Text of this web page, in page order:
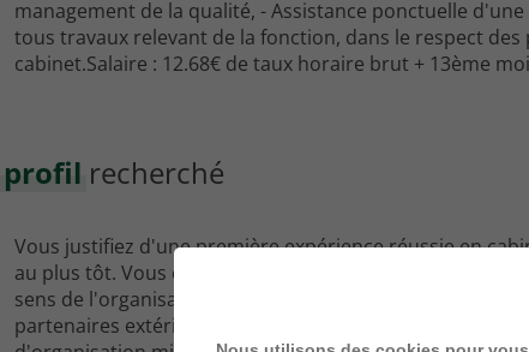
management de la qualité, - Assistance ponctuelle
tous travaux relevant de la fonction, dans le respect
cabinet.Salaire : 12.68€ de taux horaire brut + 13ème
profil recherché
Vous justifiez d'une première expérience réussie en
au plus tôt. Vous êtes à l'aise avec les outils
sens de l'organisation. Vous communiquez avec
partenaires extérieurs. Vous êtes force de proposition